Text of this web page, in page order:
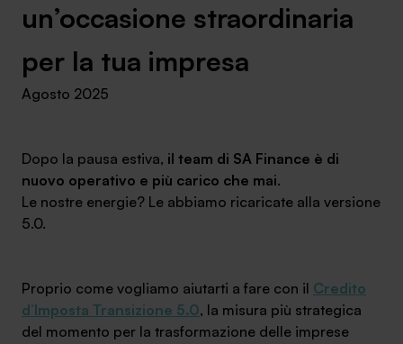
Chi siamo
Ambassador
Lavora con noi
un’occasione straordinaria
per la tua impresa
Agosto 2025
Dopo la pausa estiva, il team di SA Finance è di
nuovo operativo e più carico che mai.
Le nostre energie? Le abbiamo ricaricate alla versione
5.0.
Proprio come vogliamo aiutarti a fare con il Credito
d’Imposta Transizione 5.0, la misura più strategica
del momento per la trasformazione delle imprese